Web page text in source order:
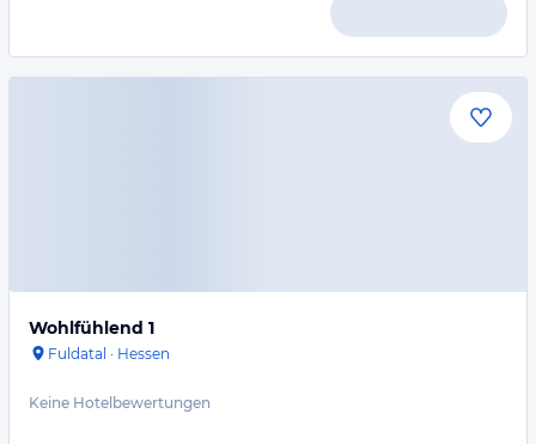
Wohlfühlend 1
Fuldatal · Hessen
Keine Hotelbewertungen